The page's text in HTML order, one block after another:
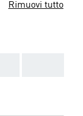
Rimuovi tutto